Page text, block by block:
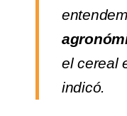
el cereal
indicó.